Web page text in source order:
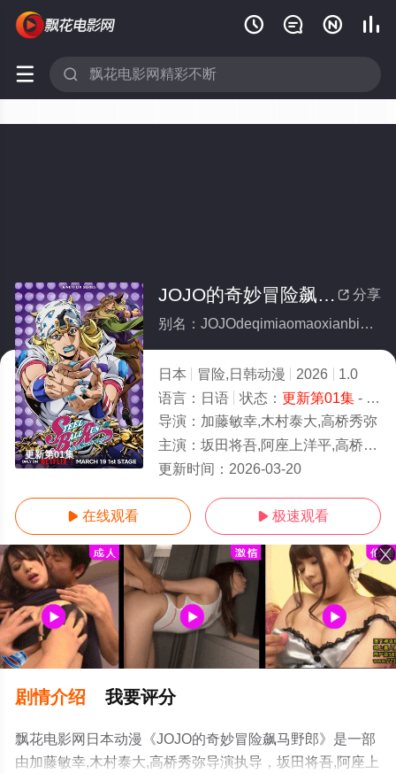
   
 
更新第01集
 分享
JOJO的奇妙冒险飙马野郎
别名：JOJOdeqimiaomaoxianbiaomayelang
日本 冒险,日韩动漫 2026
1.0
语言： 日语 状态： 更新第01集- 免费在线观看
导演： 加藤敏幸,木村泰大,高桥秀弥
主演： 坂田将吾,阿座上洋平,高桥李依,三宅健太,石川界人,水中雅章,松田健一郎
更新时间： 2026-03-20
 在线观看  极速观看
剧情介绍 我要评分
飘花电影网日本动漫《JOJO的奇妙冒险飙马野郎》是一部
由加藤敏幸,木村泰大,高桥秀弥导演执导，坂田将吾,阿座上